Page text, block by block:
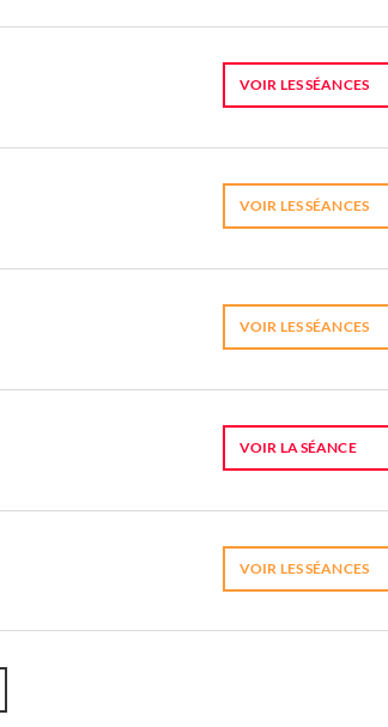
VOIR LES SÉANCES
VOIR LES SÉANCES
VOIR LES SÉANCES
VOIR LA SÉANCE
VOIR LES SÉANCES